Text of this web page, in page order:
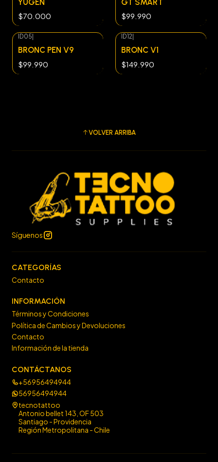
$70.000 $99.990
ID05
BRONC PEN V9
$99.990
ID12
BRONC V1
$149.990
VOLVER ARRIBA
Síguenos
CATEGORÍAS
Contacto
INFORMACIÓN
Términos y Condiciones
Política de Cambios y Devoluciones
Contacto
Información de la tienda
CONTÁCTANOS
+56956494944
56956494944
tecnotattoo
Antonio bellet 143, OF 503
Santiago - Providencia
Región Metropolitana - Chile